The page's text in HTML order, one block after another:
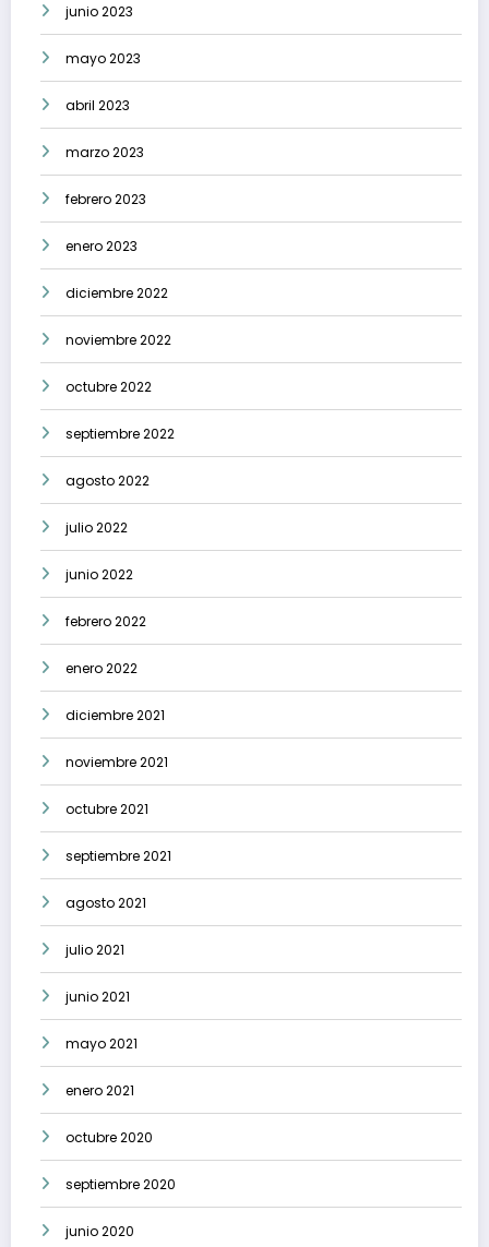
junio 2023
mayo 2023
abril 2023
marzo 2023
febrero 2023
enero 2023
diciembre 2022
noviembre 2022
octubre 2022
septiembre 2022
agosto 2022
julio 2022
junio 2022
febrero 2022
enero 2022
diciembre 2021
noviembre 2021
octubre 2021
septiembre 2021
agosto 2021
julio 2021
junio 2021
mayo 2021
enero 2021
octubre 2020
septiembre 2020
junio 2020